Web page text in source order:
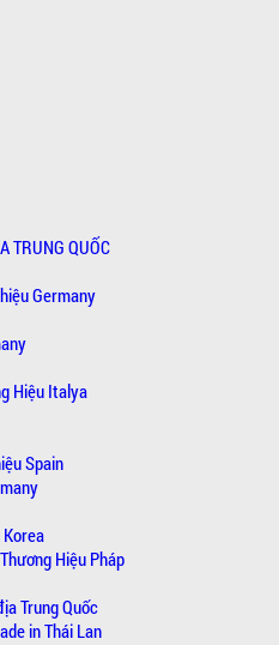
TRUNG QUỐC
Germany
Hiệu Italya
Spain
Hiệu Pháp
Trung Quốc
in Thái Lan